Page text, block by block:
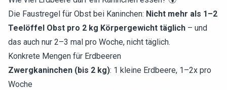
Die Faustregel für Obst bei Kaninchen: Nicht mehr als 1–2
Teelöffel Obst pro 2 kg Körpergewicht täglich – und
das auch nur 2–3 mal pro Woche, nicht täglich.
Konkrete Mengen für Erdbeeren
Zwergkaninchen (bis 2 kg): 1 kleine Erdbeere, 1–2x pro
Woche